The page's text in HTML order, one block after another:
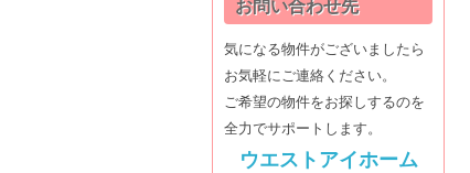
ー
│
お問い合わせ先
気になる物件がございましたら
お気軽にご連絡ください。
ご希望の物件をお探しするのを
全力でサポートします。
ウエストアイホーム